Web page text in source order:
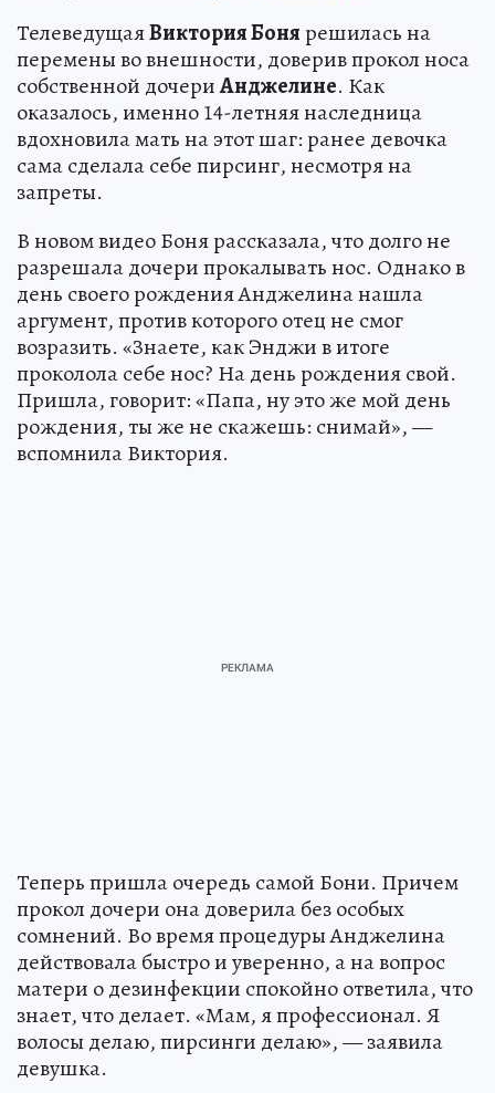
ТелеведущаяВиктория Бонярешилась на
перемены во внешности, доверив прокол носа
собственной дочериАнджелине. Как
оказалось, именно 14-летняя наследница
вдохновила мать на этот шаг: ранее девочка
сама сделала себе пирсинг, несмотря на
запреты.
В новом видео Боня рассказала, что долго не
разрешала дочери прокалывать нос. Однако в
день своего рождения Анджелина нашла
аргумент, против которого отец не смог
возразить. «Знаете, как Энджи в итоге
проколола себе нос? На день рождения свой.
Пришла, говорит: «Папа, ну это же мой день
рождения, ты же не скажешь: снимай», —
вспомнила Виктория.
Теперь пришла очередь самой Бони. Причем
прокол дочери она доверила без особых
сомнений. Во время процедуры Анджелина
действовала быстро и уверенно, а на вопрос
матери о дезинфекции спокойно ответила, что
знает, что делает. «Мам, я профессионал. Я
волосы делаю, пирсинги делаю», — заявила
девушка.